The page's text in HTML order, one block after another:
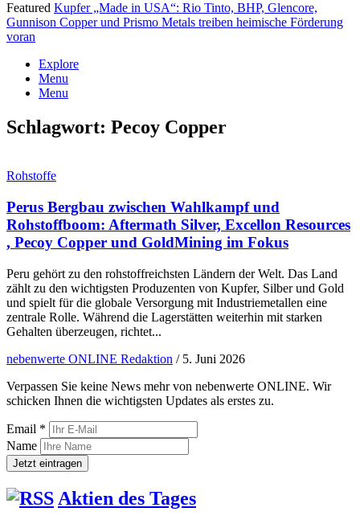
Featured Kupfer „Made in USA“: Rio Tinto, BHP, Glencore,
Gunnison Copper und Prismo Metals treiben heimische Förderung
voran
Explore
Menu
Menu
Schlagwort: Pecoy Copper
Rohstoffe
Perus Bergbau zwischen Wahlkampf und
Rohstoffboom: Aftermath Silver, Excellon Resources
, Pecoy Copper und GoldMining im Fokus
Peru gehört zu den rohstoffreichsten Ländern der Welt. Das Land
zählt zu den wichtigsten Produzenten von Kupfer, Silber und Gold
und spielt für die globale Versorgung mit Industriemetallen eine
zentrale Rolle. Während die Lagerstätten weiterhin mit starken
Gehalten überzeugen, richtet...
nebenwerte ONLINE Redaktion / 5. Juni 2026
Verpassen Sie keine News mehr von nebenwerte ONLINE. Wir
schicken Ihnen die wichtigsten Updates als erstes zu.
Email *
Name
Aktien des Tages